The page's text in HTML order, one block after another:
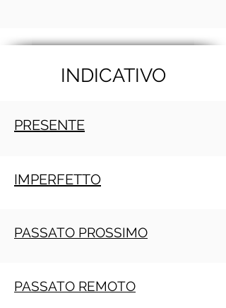
INDICATIVO
PRESENTE
IMPERFETTO
PASSATO PROSSIMO
PASSATO REMOTO